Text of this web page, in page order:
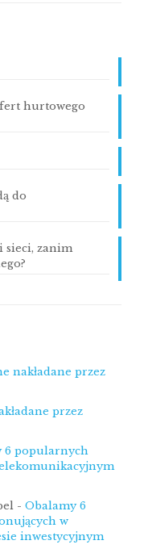
hurtowego
do
sieci, zanim
nakładane przez
przez
6 popularnych
- Obalamy 6
w
inwestycyjnym